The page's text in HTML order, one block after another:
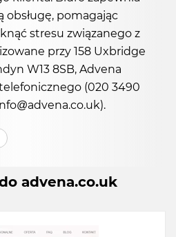
obsługę, pomagając
stresu związanego z
przy 158 Uxbridge
W13 8SB, Advena
(020 3490
advena.co.uk